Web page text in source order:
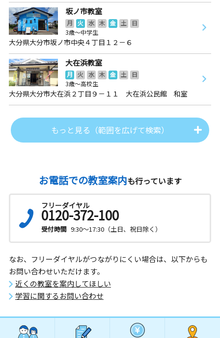
坂ノ市教室
月 火 水 木 金 土
日
3歳～中学生
大分県大分市坂ノ市中央４丁目１２－６
大在浜教室
月 火 水 木 金 土
日
3歳～高校生
大分県大分市大在浜２丁目９－１１ 大在浜公民館 和室
もっと見る（範囲を広げて検索）
お電話での教室案内も行っています
フリーダイヤル
0120-372-100
受付時間 9:30～17:30（土日、祝日除く）
なお、フリーダイヤルがつながりにくい場合は、以下からも
お問い合わせいただけます。
近くの教室を案内してほしい
学習に関するお問い合わせ